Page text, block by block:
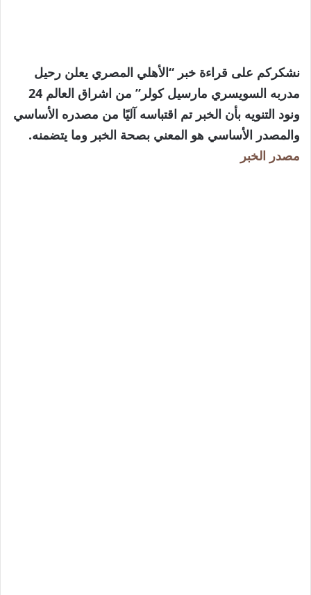
نشكركم على قراءة خبر “الأهلي المصري يعلن رحيل
مدربه السويسري مارسيل كولر” من اشراق العالم 24
ونود التنويه بأن الخبر تم اقتباسه آليًا من مصدره الأساسي
والمصدر الأساسي هو المعني بصحة الخبر وما يتضمنه.
مصدر الخبر